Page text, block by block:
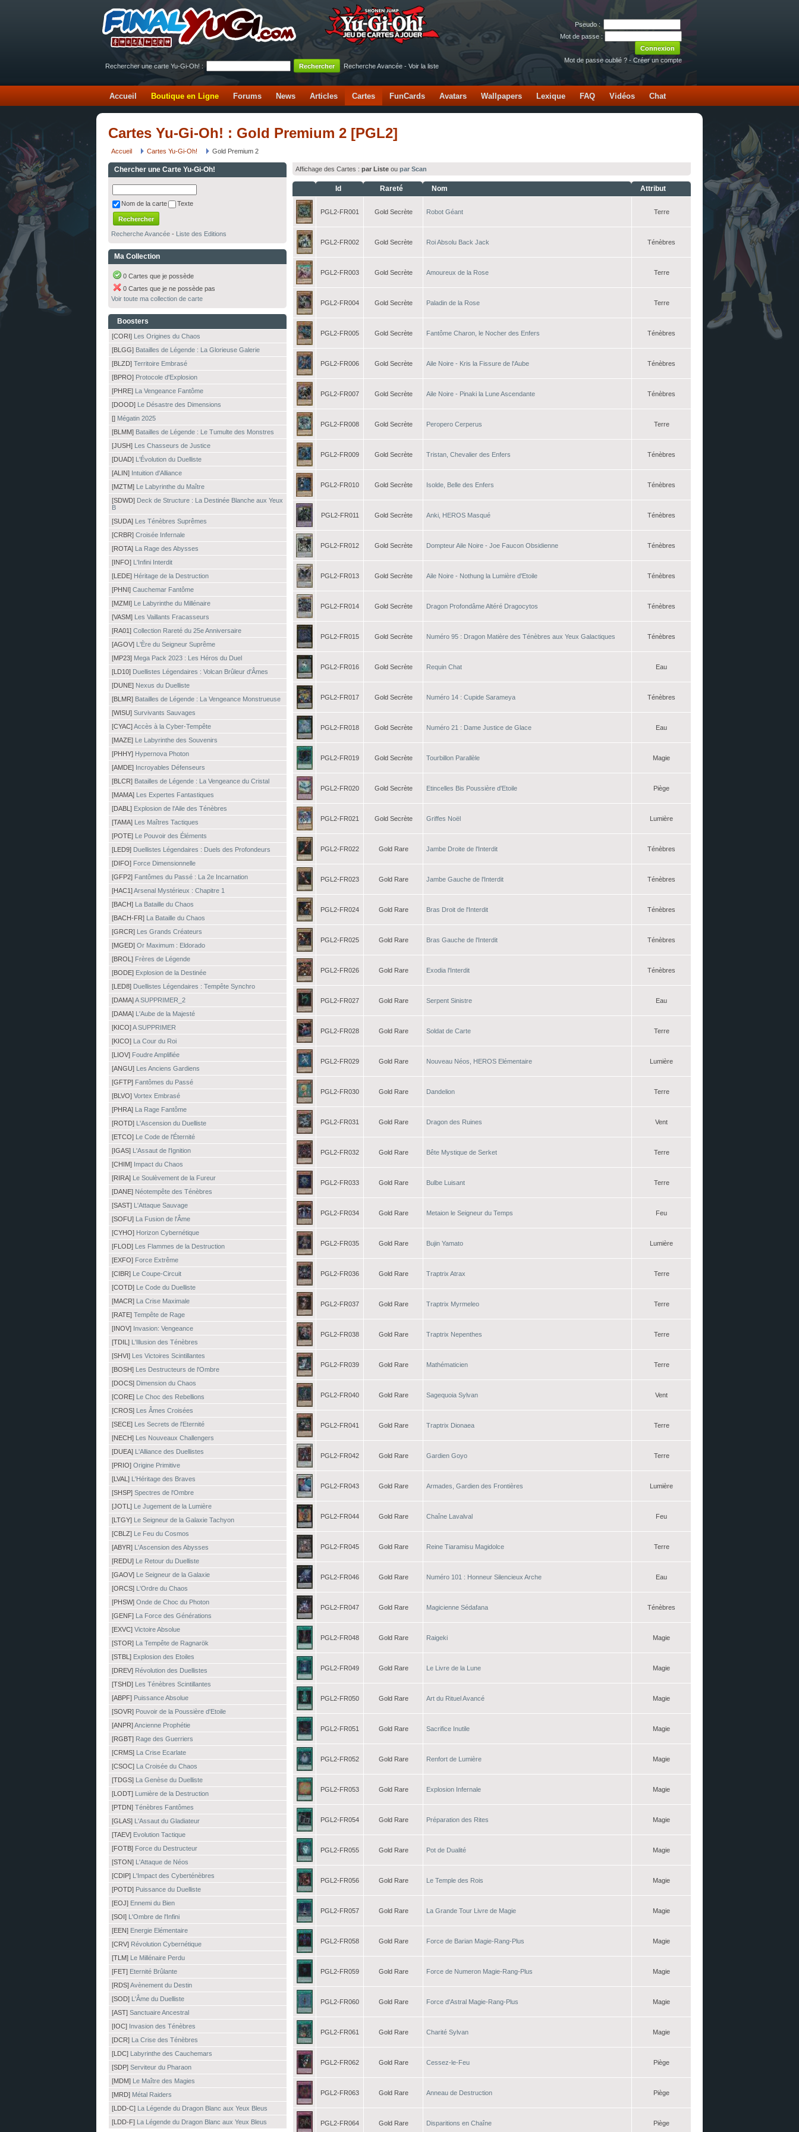
Pseudo :
Mot de passe :
Mot de passe oublié ? - Créer un compte
Rechercher une carte Yu-Gi-Oh! :
Recherche Avancée - Voir la liste
Accueil Boutique en Ligne Forums News Articles Cartes FunCards Avatars Wallpapers Lexique FAQ Vidéos Chat
Cartes Yu-Gi-Oh! : Gold Premium 2 [PGL2]
Accueil Cartes Yu-Gi-Oh! Gold Premium 2
Chercher une Carte Yu-Gi-Oh!
Nom de la carte Texte
Recherche Avancée - Liste des Editions
Ma Collection
0 Cartes que je possède
0 Cartes que je ne possède pas
Voir toute ma collection de carte
Boosters
[CORI] Les Origines du Chaos
[BLGG] Batailles de Légende : La Glorieuse Galerie
[BLZD] Territoire Embrasé
[BPRO] Protocole d'Explosion
[PHRE] La Vengeance Fantôme
[DOOD] Le Désastre des Dimensions
[] Mégatin 2025
[BLMM] Batailles de Légende : Le Tumulte des Monstres
[JUSH] Les Chasseurs de Justice
[DUAD] L'Évolution du Duelliste
[ALIN] Intuition d'Alliance
[MZTM] Le Labyrinthe du Maître
[SDWD] Deck de Structure : La Destinée Blanche aux Yeux
B
[SUDA] Les Ténèbres Suprêmes
[CRBR] Croisée Infernale
[ROTA] La Rage des Abysses
[INFO] L'Infini Interdit
[LEDE] Héritage de la Destruction
[PHNI] Cauchemar Fantôme
[MZMI] Le Labyrinthe du Millénaire
[VASM] Les Vaillants Fracasseurs
[RA01] Collection Rareté du 25e Anniversaire
[AGOV] L'Ère du Seigneur Suprême
[MP23] Mega Pack 2023 : Les Héros du Duel
[LD10] Duellistes Légendaires : Volcan Brûleur d'Âmes
[DUNE] Nexus du Duelliste
[BLMR] Batailles de Légende : La Vengeance Monstrueuse
[WISU] Survivants Sauvages
[CYAC]Accès à la Cyber-Tempête
[MAZE] Le Labyrinthe des Souvenirs
[PHHY] Hypernova Photon
[AMDE] Incroyables Défenseurs
[BLCR] Batailles de Légende : La Vengeance du Cristal
[MAMA] Les Expertes Fantastiques
[DABL] Explosion de l'Aile des Ténèbres
[TAMA] Les Maîtres Tactiques
[POTE] Le Pouvoir des Éléments
[LED9] Duellistes Légendaires : Duels des Profondeurs
[DIFO] Force Dimensionnelle
[GFP2] Fantômes du Passé : La 2e Incarnation
[HAC1]Arsenal Mystérieux : Chapitre 1
[BACH] La Bataille du Chaos
[BACH-FR] La Bataille du Chaos
[GRCR] Les Grands Créateurs
[MGED] Or Maximum : Eldorado
[BROL] Frères de Légende
[BODE] Explosion de la Destinée
[LED8] Duellistes Légendaires : Tempête Synchro
[DAMA]A SUPPRIMER_2
[DAMA] L'Aube de la Majesté
[KICO]A SUPPRIMER
[KICO] La Cour du Roi
[LIOV] Foudre Amplifiée
[ANGU] Les Anciens Gardiens
[GFTP] Fantômes du Passé
[BLVO] Vortex Embrasé
[PHRA] La Rage Fantôme
[ROTD] L'Ascension du Duelliste
[ETCO] Le Code de l'Éternité
[IGAS] L'Assaut de l'Ignition
[CHIM] Impact du Chaos
[RIRA] Le Soulèvement de la Fureur
[DANE] Néotempête des Ténèbres
[SAST] L'Attaque Sauvage
[SOFU] La Fusion de l'Âme
[CYHO] Horizon Cybernétique
[FLOD] Les Flammes de la Destruction
[EXFO] Force Extrême
[CIBR] Le Coupe-Circuit
[COTD] Le Code du Duelliste
[MACR] La Crise Maximale
[RATE] Tempête de Rage
[INOV] Invasion: Vengeance
[TDIL] L'Illusion des Ténèbres
[SHVI] Les Victoires Scintillantes
[BOSH] Les Destructeurs de l'Ombre
[DOCS] Dimension du Chaos
[CORE] Le Choc des Rebellions
[CROS] Les Âmes Croisées
[SECE] Les Secrets de l'Eternité
[NECH] Les Nouveaux Challengers
[DUEA] L'Alliance des Duellistes
[PRIO] Origine Primitive
[LVAL] L'Héritage des Braves
[SHSP] Spectres de l'Ombre
[JOTL] Le Jugement de la Lumière
[LTGY] Le Seigneur de la Galaxie Tachyon
[CBLZ] Le Feu du Cosmos
[ABYR] L'Ascension des Abysses
[REDU] Le Retour du Duelliste
[GAOV] Le Seigneur de la Galaxie
[ORCS] L'Ordre du Chaos
[PHSW] Onde de Choc du Photon
[GENF] La Force des Générations
[EXVC] Victoire Absolue
[STOR] La Tempête de Ragnarök
[STBL] Explosion des Etoiles
[DREV] Révolution des Duellistes
[TSHD] Les Ténèbres Scintillantes
[ABPF] Puissance Absolue
[SOVR] Pouvoir de la Poussière d'Etoile
[ANPR]Ancienne Prophétie
[RGBT] Rage des Guerriers
[CRMS] La Crise Ecarlate
[CSOC] La Croisée du Chaos
[TDGS] La Genèse du Duelliste
[LODT] Lumière de la Destruction
[PTDN] Ténèbres Fantômes
[GLAS] L'Assaut du Gladiateur
[TAEV] Evolution Tactique
[FOTB] Force du Destructeur
[STON] L'Attaque de Néos
[CDIP] L'Impact des Cyberténèbres
[POTD] Puissance du Duelliste
[EOJ] Ennemi du Bien
[SOI] L'Ombre de l'Infini
[EEN] Energie Elémentaire
[CRV] Révolution Cybernétique
[TLM] Le Millénaire Perdu
[FET] Eternité Brûlante
[RDS]Avènement du Destin
[SOD] L'Âme du Duelliste
[AST] Sanctuaire Ancestral
[IOC] Invasion des Ténèbres
[DCR] La Crise des Ténèbres
[LDC] Labyrinthe des Cauchemars
[SDP] Serviteur du Pharaon
[MDM] Le Maître des Magies
[MRD] Métal Raiders
[LDD-C] La Légende du Dragon Blanc aux Yeux Bleus
[LDD-F] La Légende du Dragon Blanc aux Yeux Bleus
Affichage des Cartes : par Liste ou par Scan
Id Rareté Nom Attribut
PGL2-FR001 Gold Secrète Robot Géant Terre
PGL2-FR002 Gold Secrète Roi Absolu Back Jack Ténèbres
PGL2-FR003 Gold Secrète Amoureux de la Rose Terre
PGL2-FR004 Gold Secrète Paladin de la Rose Terre
PGL2-FR005 Gold Secrète Fantôme Charon, le Nocher des Enfers Ténèbres
PGL2-FR006 Gold Secrète Aile Noire - Kris la Fissure de l'Aube Ténèbres
PGL2-FR007 Gold Secrète Aile Noire - Pinaki la Lune Ascendante Ténèbres
PGL2-FR008 Gold Secrète Peropero Cerperus Terre
PGL2-FR009 Gold Secrète Tristan, Chevalier des Enfers Ténèbres
PGL2-FR010 Gold Secrète Isolde, Belle des Enfers Ténèbres
PGL2-FR011 Gold Secrète Anki, HEROS Masqué Ténèbres
PGL2-FR012 Gold Secrète Dompteur Aile Noire - Joe Faucon Obsidienne Ténèbres
PGL2-FR013 Gold Secrète Aile Noire - Nothung la Lumière d'Etoile Ténèbres
PGL2-FR014 Gold Secrète Dragon Profondâme Altéré Dragocytos Ténèbres
PGL2-FR015 Gold Secrète Numéro 95 : Dragon Matière des Ténèbres aux Yeux Galactiques Ténèbres
PGL2-FR016 Gold Secrète Requin Chat Eau
PGL2-FR017 Gold Secrète Numéro 14 : Cupide Sarameya Ténèbres
PGL2-FR018 Gold Secrète Numéro 21 : Dame Justice de Glace Eau
PGL2-FR019 Gold Secrète Tourbillon Parallèle Magie
PGL2-FR020 Gold Secrète Etincelles Bis Poussière d'Etoile Piège
PGL2-FR021 Gold Secrète Griffes Noël Lumière
PGL2-FR022 Gold Rare Jambe Droite de l'Interdit Ténèbres
PGL2-FR023 Gold Rare Jambe Gauche de l'Interdit Ténèbres
PGL2-FR024 Gold Rare Bras Droit de l'Interdit Ténèbres
PGL2-FR025 Gold Rare Bras Gauche de l'Interdit Ténèbres
PGL2-FR026 Gold Rare Exodia l'Interdit Ténèbres
PGL2-FR027 Gold Rare Serpent Sinistre Eau
PGL2-FR028 Gold Rare Soldat de Carte Terre
PGL2-FR029 Gold Rare Nouveau Néos, HEROS Elémentaire Lumière
PGL2-FR030 Gold Rare Dandelion Terre
PGL2-FR031 Gold Rare Dragon des Ruines Vent
PGL2-FR032 Gold Rare Bête Mystique de Serket Terre
PGL2-FR033 Gold Rare Bulbe Luisant Terre
PGL2-FR034 Gold Rare Metaion le Seigneur du Temps Feu
PGL2-FR035 Gold Rare Bujin Yamato Lumière
PGL2-FR036 Gold Rare Traptrix Atrax Terre
PGL2-FR037 Gold Rare Traptrix Myrmeleo Terre
PGL2-FR038 Gold Rare Traptrix Nepenthes Terre
PGL2-FR039 Gold Rare Mathématicien Terre
PGL2-FR040 Gold Rare Sagequoia Sylvan Vent
PGL2-FR041 Gold Rare Traptrix Dionaea Terre
PGL2-FR042 Gold Rare Gardien Goyo Terre
PGL2-FR043 Gold Rare Armades, Gardien des Frontières Lumière
PGL2-FR044 Gold Rare Chaîne Lavalval Feu
PGL2-FR045 Gold Rare Reine Tiaramisu Magidolce Terre
PGL2-FR046 Gold Rare Numéro 101 : Honneur Silencieux Arche Eau
PGL2-FR047 Gold Rare Magicienne Sédafana Ténèbres
PGL2-FR048 Gold Rare Raigeki Magie
PGL2-FR049 Gold Rare Le Livre de la Lune Magie
PGL2-FR050 Gold Rare Art du Rituel Avancé Magie
PGL2-FR051 Gold Rare Sacrifice Inutile Magie
PGL2-FR052 Gold Rare Renfort de Lumière Magie
PGL2-FR053 Gold Rare Explosion Infernale Magie
PGL2-FR054 Gold Rare Préparation des Rites Magie
PGL2-FR055 Gold Rare Pot de Dualité Magie
PGL2-FR056 Gold Rare Le Temple des Rois Magie
PGL2-FR057 Gold Rare La Grande Tour Livre de Magie Magie
PGL2-FR058 Gold Rare Force de Barian Magie-Rang-Plus Magie
PGL2-FR059 Gold Rare Force de Numeron Magie-Rang-Plus Magie
PGL2-FR060 Gold Rare Force d'Astral Magie-Rang-Plus Magie
PGL2-FR061 Gold Rare Charité Sylvan Magie
PGL2-FR062 Gold Rare Cessez-le-Feu Piège
PGL2-FR063 Gold Rare Anneau de Destruction Piège
PGL2-FR064 Gold Rare Disparitions en Chaîne Piège